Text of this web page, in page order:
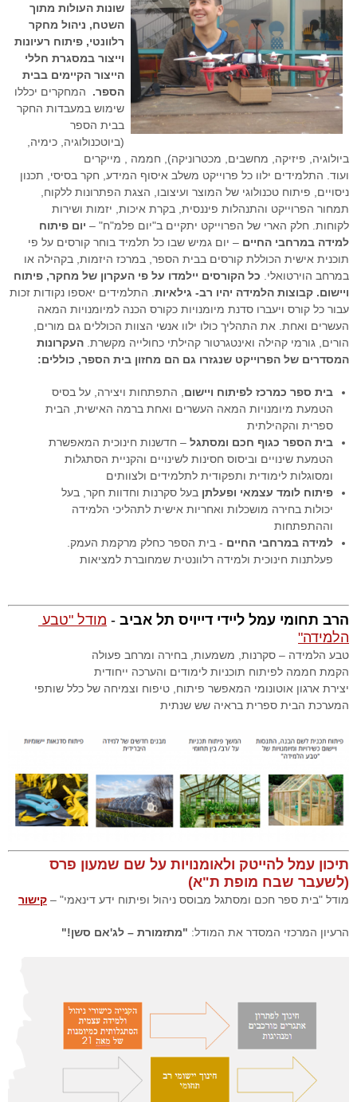
שונות העולות מתוך
השטח, ניהול מחקר
רלוונטי, פיתוח רעיונות
וייצור במסגרת חללי
הייצור הקיימים בבית
הספר.
המחקרים יכללו
שימוש במעבדות החקר
בבית הספר
(ביוטכנולוגיה, כימיה,
ביולוגיה, פיזיקה, מחשבים, מכטרוניקה), חממה , מייקרים
ועוד. התלמידים ילוו כל פרוייקט משלב איסוף המידע, חקר בסיסי, תכנון
ניסויים, פיתוח טכנולוגי של המוצר ועיצובו, הצגת הפתרונות ללקוח,
תמחור הפרוייקט והתנהלות פיננסית, בקרת איכות, יזמות ושירות
לקוחות. חלק הארי של הפרוייקט יתקיים ב"יום פלמ"ח" –יום פיתוח
למידה במרחבי החיים– יום גמיש שבו כל תלמיד בוחר קורסים על פי
תוכנית אישית הכוללת קורסים בבית הספר, במרכז היזמות, בקהילה או
במרחב הוירטואלי.
כל הקורסים יילמדו על פי העקרון של מחקר, פיתוח
ויישום. קבוצות הלמידה יהיו רב- גילאיות. התלמידים יאספו נקודות זכות
עבור כל קורס ויעברו סדנת מיומנויות כקורס הכנה למיומנויות המאה
העשרים ואחת. את התהליך כולו ילוו אנשי הצוות הכוללים גם מורים,
הורים, גורמי קהילה ואינטגרטור קהילתי כחולייה מקשרת. העקרונות
המסדרים של הפרוייקט שנגזרו גם הם מחזון בית הספר, כוללים:
בית ספר כמרכז לפיתוח ויישום, התפתחות ויצירה, על בסיס
הטמעת מיומנויות המאה העשרים ואחת ברמה האישית, הבית
ספרית והקהילתית
בית הספר כגוף חכם ומסתגל– חדשנות חינוכית המאפשרת
הטמעת שינויים וביסוס חסינות לשינויים והקניית הסתגלות
ומסוגלות לימודית ותפקודית לתלמידים ולצוותים
פיתוח לומד עצמאי ופעלתןבעל סקרנות וחדוות חקר, בעל
יכולות בחירה מושכלות ואחריות אישית לתהליכי הלמידה
וההתפתחות
למידה במרחבי החיים - בית הספר כחלק מרקמת העמק.
פעלתנות חינוכית ולמידה רלוונטית שמחוברת למציאות
הרב תחומי עמל ליידי דייויס תל אביב -
מודל "טבע
הלמידה"
טבע הלמידה – סקרנות, משמעות, בחירה ומרחב פעולה
הקמת חממה לפיתוח תוכניות לימודים והערכה ייחודית
יצירת ארגון אוטונומי המאפשר פיתוח, טיפוח וצמיחה של כלל שותפי
המערכת הבית ספרית בראיה שש שנתית
תיכון עמל להייטק ולאומנויות על שם שמעון פרס
(לשעבר שבח מופת ת"א)
מודל "בית ספר חכם ומסתגל מבוסס ניהול ופיתוח ידע דינאמי" –קישור
הרעיון המרכזי המסדר את המודל: "מתזמורת – לג'אם סשן!"